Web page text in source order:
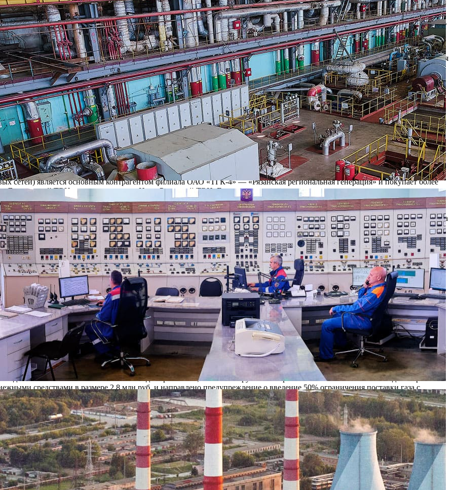
газовое топливо для теплоснабжения и горячего водоснабжения жилого фонда Рязани. Начиная с 1 января, Ново-Рязанская
полугодия покупала газовое топливо для энергоснабжения города, несмотря на нарастающие долги РМПТС. Это означает,
энергией в долг. Задолженность муниципального предприятия тепловых сетей перед Ново-Рязанской ТЭЦ за поставку
неплатежей с различной периодичностью дестабилизируют систему энергоснабжения города. На 1 августа текущего
конкретных решений со стороны РМПТС и властей по разрешению кризиса неплатежей пока не принято. Между тем
в банках, чтобы своевременно провести ремонтные работы, подготовить оборудование к зиме, произвести закупку газа для
уже давно носит системный характер. По оценкам руководства ТЭЦ, решить ее можно не только путем бюджетных
обеспечение города горячей водой и своевременное начало отопительного сезона.
администрацией г.Рязани мер по разрешению кризисной ситуации. В результате страдают потребители и, прежде
от администрации города Рязани и РМПТС конкретных решений по выполнению прошлых финансовых обязательств и
в будущем сезоне.
Турбин В.С. сообщил, что задолженность МУП г. Рязани «РМПТС» перед Рязанской региональной генерацией за
рублей, в том числе за поставку тепловой энергии от Дягилевской ТЭЦ — 43,6 млн. руб., транзит тепла от Ново-Рязанской
кампании филиала на 2007 год и осложняет подготовку к зимнему отопительному сезону.
является основным контрагентом филиала ОАО «ТГК-4» — «Рязанская региональная генерация» и покупает более
Дягилевской ТЭЦ и транзит тепла от Ново-Рязанской ТЭЦ. Если в предыдущие годы по окончании отопительного сезона
то в нынешнем году идёт её систематический и неуклонный рост. В октябре 2006 года дебиторская задолженность по
на 31 августа 2007 года: по теплу — 46,6 млн. руб., по транзиту — 63,8 млн. рублей. В итоге поставка тепла за истекший
причину невыполнения своих обязательств перед поставщиком тем, что все вырученные от потребителя средства
прошлых лет.
и в отсутствие денег за предоставленные услуги вынуждена привлекать кредиты на подготовку к осенне-зимнему
и тепловых сетей, которые с каждым годом требуют всё больших затрат (износ составляет 67%). До сих пор генерирующее
в дома горожан поступали согласно срокам, определённым администрацией города. В этом году ситуация усложняется
ремонтных работ тепловых сетей в зоне Ново-Рязанской ТЭЦ, поэтому до погашения задолженности со стороны РМПТС
подаваться не будет. Под угрозой и начало отопительного сезона.
иск ТГК-4 о взыскании с МУП «РМПТС» задолженности за оказание услуг по транзиту теплоэнергии от Ново-
суд будет направлено 2-е исковое заявление о взыскании долга за полученную МУП «РМПТС» тепловую энергию
горсовет и городскую администрацию, которые являются учредителями МУП РМПТС, с требованием навести порядок в
были и к областному правительству, областной думе, в прокуратуру. Но на данный момент ни одно из вышеупомянутых
стороны информировал о том, что задолженность МУП РМПТС за газ перед ООО «Рязаньрегионгаз» на 1 августа 2007
за июнь — июль 2007 года. Кроме того, в связи с нарушением сроков оплаты в соответствии с договорами на
средствами в размере 2,8 млн.руб. и направлено предупреждение о введение 50% ограничения поставки газа с
с помощью формы обратной связи